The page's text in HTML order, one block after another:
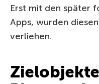
Erst mit den später
Apps, wurden
verliehen.